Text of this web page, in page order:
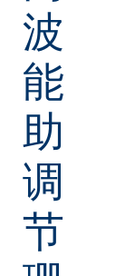
波
能
助
调
节